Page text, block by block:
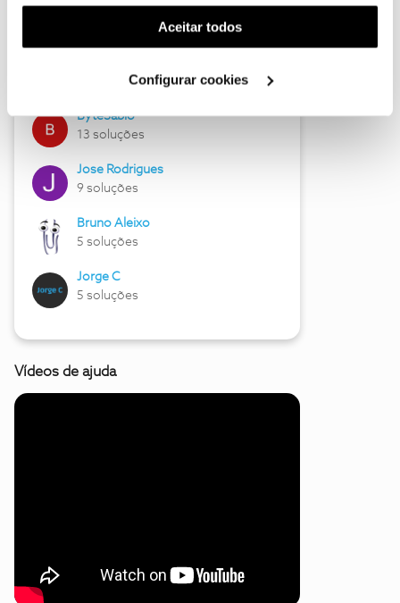
(cookies de publicidade personalizada). Pode gerir a
utilização dos cookies clicando em "Configurar
Aceitar todos
Configurar cookies
Hall of Fame de julho
17 soluções
ByteSábio
13 soluções
Jose Rodrigues
9 soluções
Bruno Aleixo
5 soluções
Jorge C
5 soluções
Vídeos de ajuda